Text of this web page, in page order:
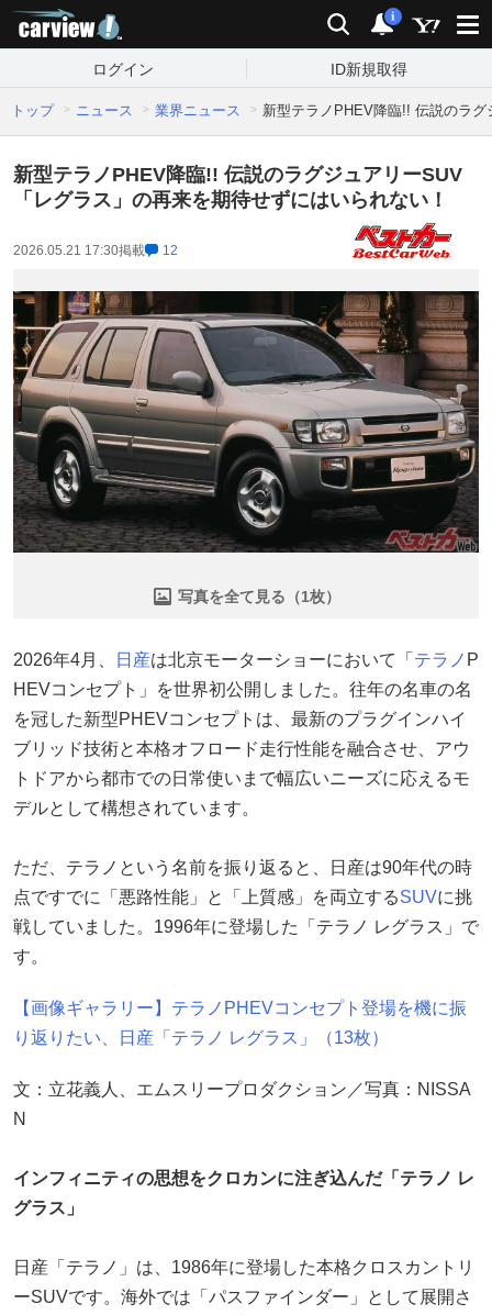
検索 通知
i
ログイン ID新規取得
トップ ニュース 業界ニュース 新型テラノPHEV降臨!! 伝説のラ
新型テラノPHEV降臨!! 伝説のラグジュアリーSUV
「レグラス」の再来を期待せずにはいられない！
2026.05.21 17:30掲載 12
写真を全て見る（1枚）
2026年4月、 日産は北京モーターショーにおいて「 テラノ P
HEVコンセプト」を世界初公開しました。往年の名車の名
を冠した新型PHEVコンセプトは、最新のプラグインハイ
ブリッド技術と本格オフロード走行性能を融合させ、アウ
トドアから都市での日常使いまで幅広いニーズに応えるモ
デルとして構想されています。
ただ、テラノという名前を振り返ると、日産は90年代の時
点ですでに「悪路性能」と「上質感」を両立するSUVに挑
戦していました。1996年に登場した「テラノ レグラス」で
す。
【画像ギャラリー】テラノPHEVコンセプト登場を機に振
り返りたい、日産「テラノ レグラス」（13枚）
文：立花義人、エムスリープロダクション／写真：NISSA
N
インフィニティの思想をクロカンに注ぎ込んだ「テラノ レ
グラス」
日産「テラノ」は、1986年に登場した本格クロスカントリ
ーSUVです。海外では「パスファインダー」として展開さ